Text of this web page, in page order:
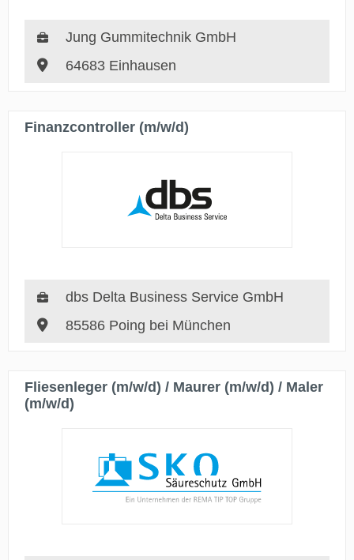
Jung Gummitechnik GmbH
64683 Einhausen
Finanzcontroller (m/w/d)
dbs Delta Business Service GmbH
85586 Poing bei München
Fliesenleger (m/w/d) / Maurer (m/w/d) / Maler
(m/w/d)